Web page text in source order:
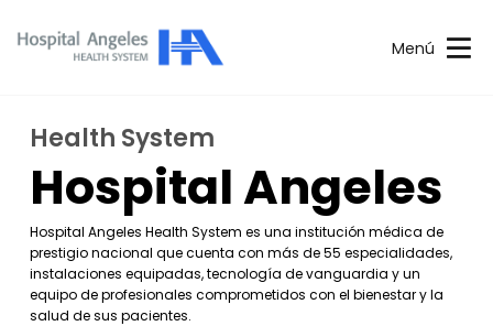
Menú
Health System
Hospital Angeles
Hospital Angeles Health System es una institución médica de
prestigio nacional que cuenta con más de 55 especialidades,
instalaciones equipadas, tecnología de vanguardia y un
equipo de profesionales comprometidos con el bienestar y la
salud de sus pacientes.